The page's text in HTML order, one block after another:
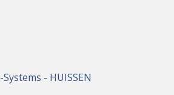
- HUISSEN